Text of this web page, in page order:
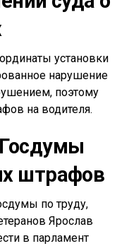
установки
нарушение
поэтому
на водителя.
штрафов
по труду,
Ярослав
в парламент